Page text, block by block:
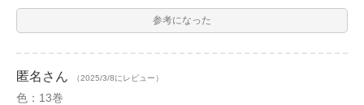
参考になった
匿名 さん （2025/3/8にレビュー）
色：13巻